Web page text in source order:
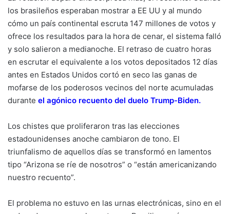
los brasileños esperaban mostrar a EE UU y al mundo
cómo un país continental escruta 147 millones de votos y
ofrece los resultados para la hora de cenar, el sistema falló
y solo salieron a medianoche. El retraso de cuatro horas
en escrutar el equivalente a los votos depositados 12 días
antes en Estados Unidos cortó en seco las ganas de
mofarse de los poderosos vecinos del norte acumuladas
durante el agónico recuento del duelo Trump-Biden.
Los chistes que proliferaron tras las elecciones
estadounidenses anoche cambiaron de tono. El
triunfalismo de aquellos días se transformó en lamentos
tipo “Arizona se ríe de nosotros” o “están americanizando
nuestro recuento”.
El problema no estuvo en las urnas electrónicas, sino en el